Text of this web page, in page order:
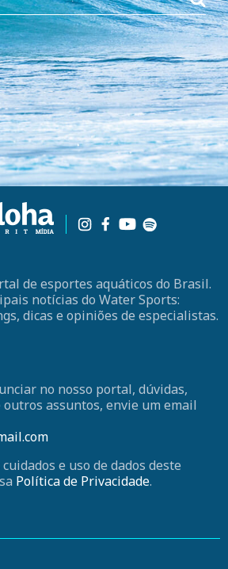
de esportes aquáticos do Brasil.
notícias do Water Sports:
dicas e opiniões de especialistas.
no nosso portal, dúvidas,
assuntos, envie um email
e uso de dados deste
Política de Privacidade.